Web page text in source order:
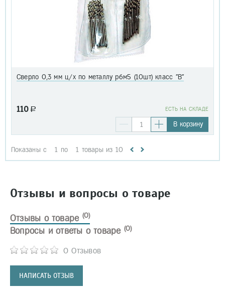
Сверло 0,3 мм ц/х по металлу р6м5 (10шт) класс "В"
110 a EСТЬ НА СКЛАДЕ
В корзину
Показаны с 1 по 1 товары из 10
Отзывы и вопросы о товаре
Отзывы о товаре (0)
0 Отзывов
НАПИСАТЬ ОТЗЫВ
Вопросы и ответы о товаре (0)